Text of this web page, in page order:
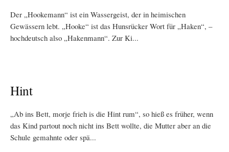
Der „Hookemann“ ist ein Wassergeist, der in heimischen
Gewässern lebt. „Hooke“ ist das Hunsrücker Wort für „Haken“, –
hochdeutsch also „Hakenmann“. Zur Ki...
Hint
„Ab ins Bett, morje frieh is die Hint rum“, so hieß es früher, wenn
das Kind partout noch nicht ins Bett wollte, die Mutter aber an die
Schule gemahnte oder spä...